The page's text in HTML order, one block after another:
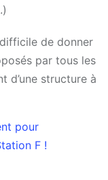
de donner
par tous les
d’une structure à
pour
F !